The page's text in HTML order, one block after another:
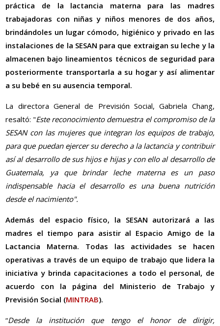
práctica de la lactancia materna para las madres
trabajadoras con niñas y niños menores de dos años,
brindándoles un lugar cómodo, higiénico y privado en las
instalaciones de la SESAN para que extraigan su leche y la
almacenen bajo lineamientos técnicos de seguridad para
posteriormente transportarla a su hogar y así alimentar
a su bebé en su ausencia temporal.
La directora General de Previsión Social, Gabriela Chang,
resaltó: "Este reconocimiento demuestra el compromiso de la
SESAN con las mujeres que integran los equipos de trabajo,
para que puedan ejercer su derecho a la lactancia y contribuir
así al desarrollo de sus hijos e hijas y con ello al desarrollo de
Guatemala, ya que brindar leche materna es un paso
indispensable hacia el desarrollo es una buena nutrición
desde el nacimiento".
Además del espacio físico, la SESAN autorizará a las
madres el tiempo para asistir al Espacio Amigo de la
Lactancia Materna. Todas las actividades se hacen
operativas a través de un equipo de trabajo que lidera la
iniciativa y brinda capacitaciones a todo el personal, de
acuerdo con la página del Ministerio de Trabajo y
Previsión Social (MINTRAB).
“Desde la institución que tengo el honor de dirigir,